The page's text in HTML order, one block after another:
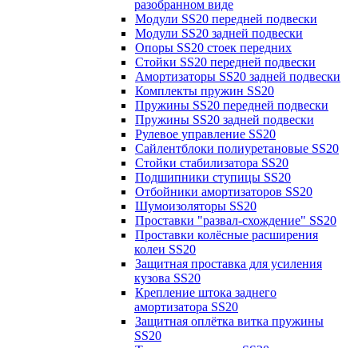
разобранном виде
Модули SS20 передней подвески
Модули SS20 задней подвески
Опоры SS20 стоек передних
Стойки SS20 передней подвески
Амортизаторы SS20 задней подвески
Комплекты пружин SS20
Пружины SS20 передней подвески
Пружины SS20 задней подвески
Рулевое управление SS20
Сайлентблоки полиуретановые SS20
Стойки стабилизатора SS20
Подшипники ступицы SS20
Отбойники амортизаторов SS20
Шумоизоляторы SS20
Проставки "развал-схождение" SS20
Проставки колёсные расширения
колеи SS20
Защитная проставка для усиления
кузова SS20
Крепление штока заднего
амортизатора SS20
Защитная оплётка витка пружины
SS20